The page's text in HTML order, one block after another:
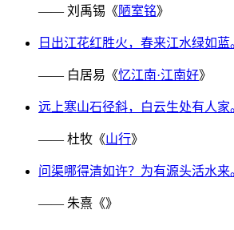
—— 刘禹锡《 陋室铭》
日出江花红胜火，春来江水绿如蓝
—— 白居易《忆江南·江南好》
远上寒山石径斜，白云生处有人家
—— 杜牧《山行》
问渠哪得清如许？为有源头活水来
—— 朱熹《》